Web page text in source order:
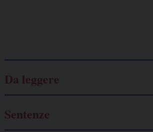
Da leggere
Sentenze